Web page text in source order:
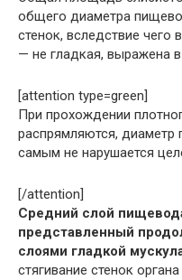
общего диаметра
стенок, вследствие чего
— не гладкая, выражена
[attention type=green]
При прохождении
распрямляются, диаметр
самым не нарушается
[/attention]
Средний слой
представленный
слоями гладкой
стягивание стенок